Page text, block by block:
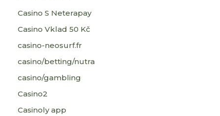
Casino S Neterapay
Casino Vklad 50 Kč
casino-neosurf.fr
casino/betting/nutra
casino/gambling
Casino2
Casinoly app